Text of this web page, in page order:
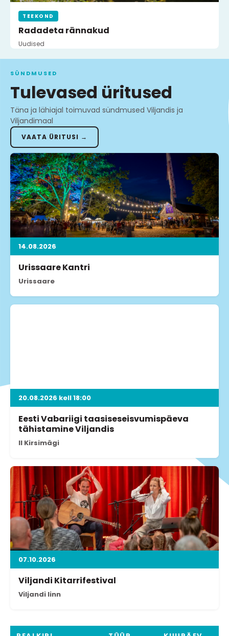
TEEKOND
Radadeta rännakud
Uudised
SÜNDMUSED
Tulevased üritused
Täna ja lähiajal toimuvad sündmused Viljandis ja
Viljandimaal
VAATA ÜRITUSI →
14.08.2026
Urissaare Kantri
Urissaare
20.08.2026 kell 18:00
Eesti Vabariigi taasiseseisvumispäeva
tähistamine Viljandis
II Kirsimägi
07.10.2026
Viljandi Kitarrifestival
Viljandi linn